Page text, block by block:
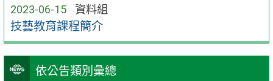
2023-06-15 資料組
技藝教育課程簡介
依公告類別彙總